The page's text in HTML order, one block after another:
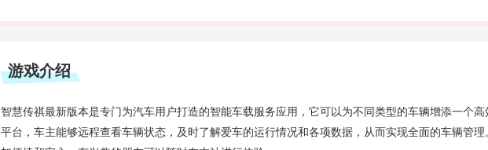
游戏介绍
智慧传祺最新版本是专门为汽车用户打造的智能车载服务应用，它可以为不同类型的车辆增添一个
平台，车主能够远程查看车辆状态，及时了解爱车的运行情况和各项数据，从而实现全面的车辆管